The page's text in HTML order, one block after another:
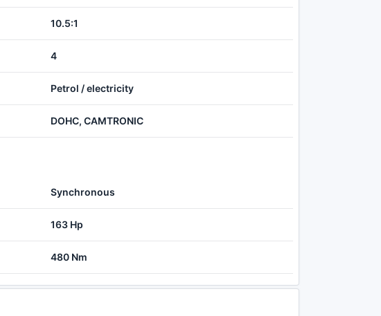
10.5:1
4
Petrol / electricity
DOHC, CAMTRONIC
Synchronous
163 Hp
480 Nm